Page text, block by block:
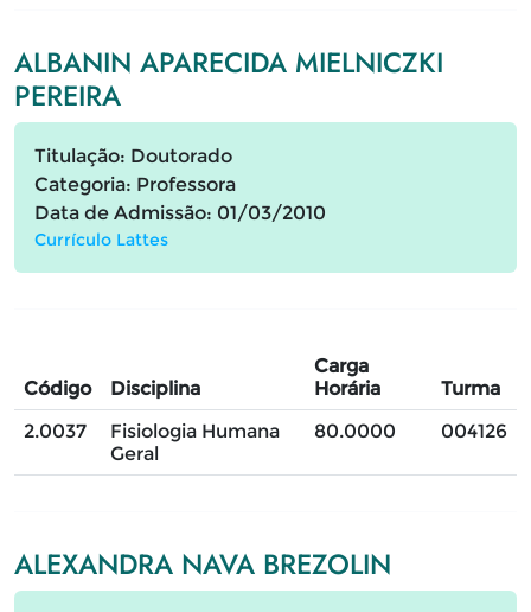
ALBANIN APARECIDA MIELNICZKI
PEREIRA
Titulação: Doutorado
Categoria: Professora
Data de Admissão: 01/03/2010
Currículo Lattes
Código Disciplina
Carga
Horária
Turma
2.0037
Fisiologia Humana
Geral
80.0000 004126
ALEXANDRA NAVA BREZOLIN